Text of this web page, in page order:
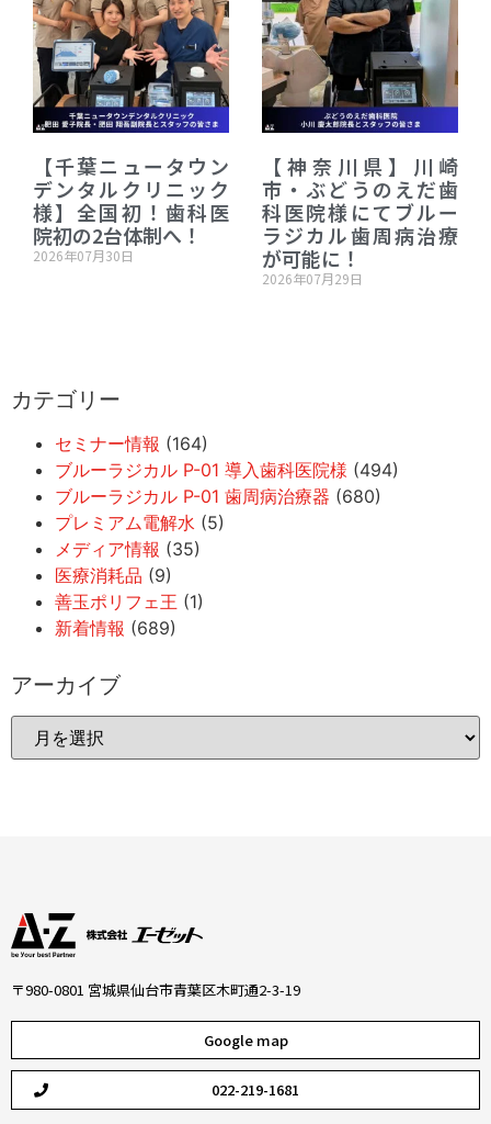
【千葉ニュータウン
デンタルクリニック
様】全国初！歯科医
院初の2台体制へ！
2026年07月30日
【神奈川県】川崎
市・ぶどうのえだ歯
科医院様にてブルー
ラジカル歯周病治療
が可能に！
2026年07月29日
カテゴリー
セミナー情報 (164)
ブルーラジカル P-01 導入歯科医院様 (494)
ブルーラジカル P-01 歯周病治療器 (680)
プレミアム電解水 (5)
メディア情報 (35)
医療消耗品 (9)
善玉ポリフェ王 (1)
新着情報 (689)
アーカイブ
〒980-0801 宮城県仙台市青葉区木町通2-3-19
Google map
022-219-1681